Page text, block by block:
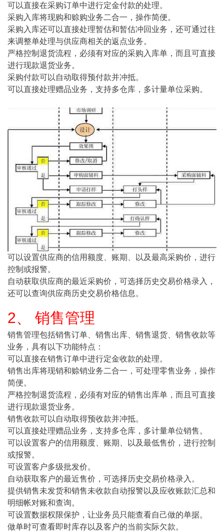
可以直接在采购订单中进行定金付款的处理。
采购入库将现购和赊购业务二合一，操作简便。
采购入库还可以直接处理暂估和暂估冲回业务，还可通过往
来调整单处理与供应商相关的返点业务。
严格控制退货流程，必须有对应的采购入库单，而且可直接
进行现款退货业务。
采购付款可以自动取得预付款并冲抵。
可以直接处理赠品业务，支持多仓库，多计量单位采购。
可以设置供应商的信用额度、账期、以及最高采购价，进行
控制或报警。
自动获取供应商的最近采购价，可选择历史交易价格录入，
还可以查询供应商历史交易价格信息。
2、 销售管理
销售管理包括销售订单、销售出库、销售退货、销售收款等
业务，具有以下功能特点：
可以直接在销售订单中进行定金收款的处理。
销售出库将现销和赊销业务二合一，可处理零售业务，操作
简便。
严格控制退货流程，必须有对应的销售出库单，而且可直接
进行现款退货业务。
销售收款可以自动取得预收款并冲抵。
可以直接处理赠品业务，支持多仓库，多计量单位销售。
可以设置客户的信用额度、账期、以及最低售价，进行控制
或报警。
可设置客户多级批发价。
自动获取客户的最近售价，可选择历史交易价格录入。
提供销售未发货和销售未收款自动报警以及应收账款汇总和
明细帐对账和查询。
可设置数据权限保护，让业务员只能查看自己做的单据。
做单时可查看即时库存以及客户的当前实际欠款。